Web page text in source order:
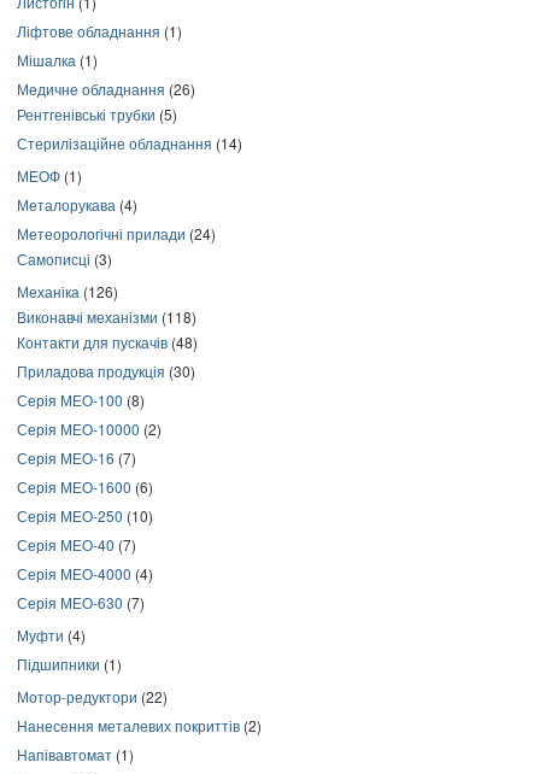
Ліфтове обладнання (1)
Мішалка (1)
Медичне обладнання (26)
Рентгенівські трубки (5)
Стерилізаційне обладнання (14)
МЕОФ (1)
Металорукава (4)
Метеорологічні прилади (24)
Самописці (3)
Механіка (126)
Виконавчі механізми (118)
Контакти для пускачів (48)
Приладова продукція (30)
Серія МЕО-100 (8)
Серія МЕО-10000 (2)
Серія МЕО-16 (7)
Серія МЕО-1600 (6)
Серія МЕО-250 (10)
Серія МЕО-40 (7)
Серія МЕО-4000 (4)
Серія МЕО-630 (7)
Муфти (4)
Підшипники (1)
Мотор-редуктори (22)
Нанесення металевих покриттів (2)
Напівавтомат (1)